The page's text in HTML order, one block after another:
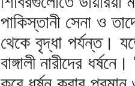
পাকিস্তানী সেনা ও
থেকে বৃদ্ধা পর্যন্ত।
বাঙ্গালী নারীদের